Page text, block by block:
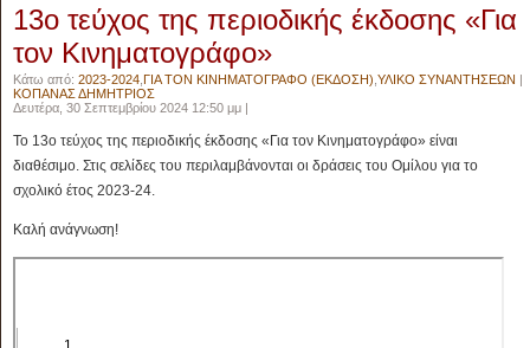
13ο τεύχος της περιοδικής έκδοσης «Για
τον Κινηματογράφο»
Κάτω από: 2023-2024 ΓΙΑ ΤΟΝ ΚΙΝΗΜΑΤΟΓΡΑΦΟ (ΕΚΔΟΣΗ) ΥΛΙΚΟ ΣΥΝΑΝΤΗΣΕΩΝ |
ΚΟΠΑΝΑΣ ΔΗΜΗΤΡΙΟΣ
Δευτέρα, 30 Σεπτεμβρίου 2024 12:50 μμ |
Το 13ο τεύχος της περιοδικής έκδοσης «Για τον Κινηματογράφο» είναι
διαθέσιμο. Στις σελίδες του περιλαμβάνονται οι δράσεις του Ομίλου για το
σχολικό έτος 2023-24.
Καλή ανάγνωση!